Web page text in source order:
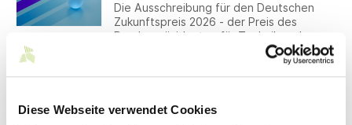
Diese Webseite verwendet Cookies
Die Ausschreibung für den Deutschen
Zukunftspreis 2026 - der Preis des
Bundespräsidenten für Technik und
Innovation - ist gestartet. Vorschläge
können bis zum 1. Dezember 2025
eingesendet werden.
Lagerbestände und überschüssige
Waren